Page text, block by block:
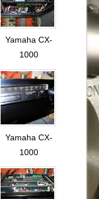
Yamaha CX-
1000
Yamaha CX-
1000